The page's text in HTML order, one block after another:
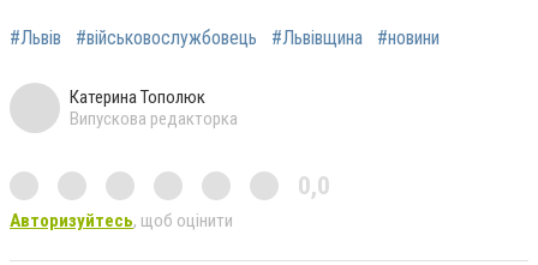
#Львів #військовослужбовець #Львівщина #новини
Катерина Тополюк
Випускова редакторка
0,0
Авторизуйтесь, щоб оцінити